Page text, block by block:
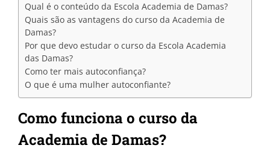
Qual é o conteúdo da Escola Academia de Damas?
Quais são as vantagens do curso da Academia de
Damas?
Por que devo estudar o curso da Escola Academia
das Damas?
Como ter mais autoconfiança?
O que é uma mulher autoconfiante?
Como funciona o curso da
Academia de Damas?